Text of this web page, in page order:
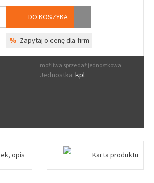
DO KOSZYKA
% Zapytaj o cenę dla firm
możliwa sprzedaż jednostkowa
Jednostka: kpl
opis Karta produktu